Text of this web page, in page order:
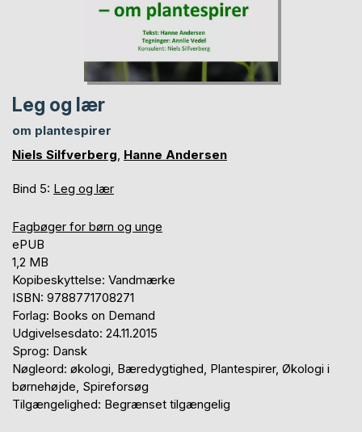
Leg og lær
om plantespirer
Niels Silfverberg, Hanne Andersen
Bind 5: Leg og lær
Fagbøger for børn og unge
ePUB
1,2 MB
Kopibeskyttelse: Vandmærke
ISBN: 9788771708271
Forlag: Books on Demand
Udgivelsesdato: 24.11.2015
Sprog: Dansk
Nøgleord: økologi, Bæredygtighed, Plantespirer, Økologi i
børnehøjde, Spireforsøg
Tilgængelighed: Begrænset tilgængelig